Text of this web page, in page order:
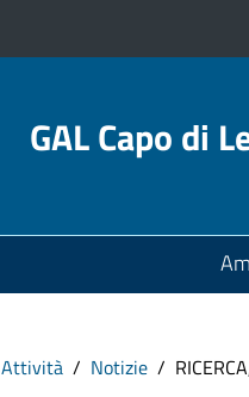
GAL Capo di
Attività Notizie